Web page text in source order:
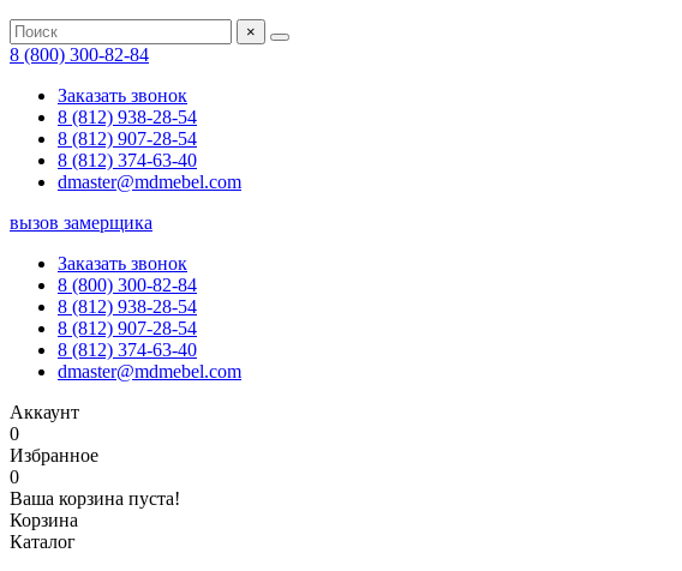
×
8 (800) 300-82-84
Заказать звонок
8 (812) 938-28-54
8 (812) 907-28-54
8 (812) 374-63-40
dmaster@mdmebel.com
вызов замерщика
Заказать звонок
8 (800) 300-82-84
8 (812) 938-28-54
8 (812) 907-28-54
8 (812) 374-63-40
dmaster@mdmebel.com
Аккаунт
0
Избранное
0
Ваша корзина пуста!
Корзина
Каталог